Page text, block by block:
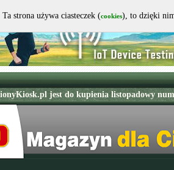
Ta strona używa ciasteczek (cookies), to dzięki